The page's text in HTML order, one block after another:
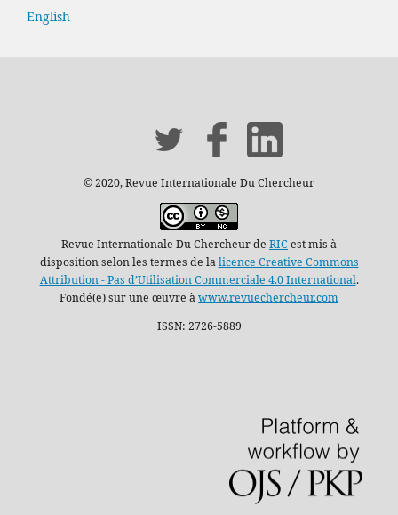
English
© 2020, Revue Internationale Du Chercheur
Revue Internationale Du Chercheur de RIC est mis à
disposition selon les termes de lalicence Creative Commons
Attribution - Pas d’Utilisation Commerciale 4.0 International.
Fondé(e) sur une œuvre àwww.revuechercheur.com
ISSN: 2726-5889